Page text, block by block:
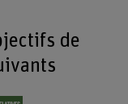
de